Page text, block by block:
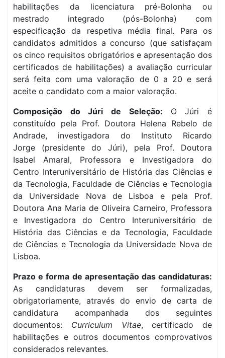
habilitações da licenciatura pré-Bolonha ou
mestrado integrado (pós-Bolonha) com
especificação da respetiva média final. Para os
candidatos admitidos a concurso (que satisfaçam
os cinco requisitos obrigatórios e apresentação dos
certificados de habilitações) a avaliação curricular
será feita com uma valoração de 0 a 20 e será
aceite o candidato com a maior valoração.
Composição do Júri de Seleção: O Júri é
constituído pela Prof. Doutora Helena Rebelo de
Andrade, investigadora do Instituto Ricardo
Jorge (presidente do Júri), pela Prof. Doutora
Isabel Amaral, Professora e Investigadora do
Centro Interuniversitário de História das Ciências e
da Tecnologia, Faculdade de Ciências e Tecnologia
da Universidade Nova de Lisboa e pela Prof.
Doutora Ana Maria de Oliveira Carneiro, Professora
e Investigadora do Centro Interuniversitário de
História das Ciências e da Tecnologia, Faculdade
de Ciências e Tecnologia da Universidade Nova de
Lisboa.
Prazo e forma de apresentação das candidaturas:
As candidaturas devem ser formalizadas,
obrigatoriamente, através do envio de carta de
candidatura acompanhada dos seguintes
documentos: Curriculum Vitae, certificado de
habilitações e outros documentos comprovativos
considerados relevantes.